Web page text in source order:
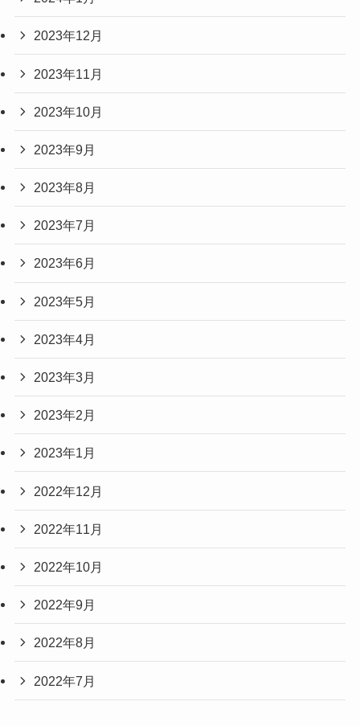
2023年12月
2023年11月
2023年10月
2023年9月
2023年8月
2023年7月
2023年6月
2023年5月
2023年4月
2023年3月
2023年2月
2023年1月
2022年12月
2022年11月
2022年10月
2022年9月
2022年8月
2022年7月